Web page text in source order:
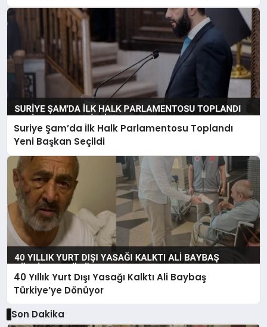
Suriye Şam’da İlk Halk Parlamentosu Toplandı
Yeni Başkan Seçildi
40 Yıllık Yurt Dışı Yasağı Kalktı Ali Baybaş
Türkiye’ye Dönüyor
Son Dakika